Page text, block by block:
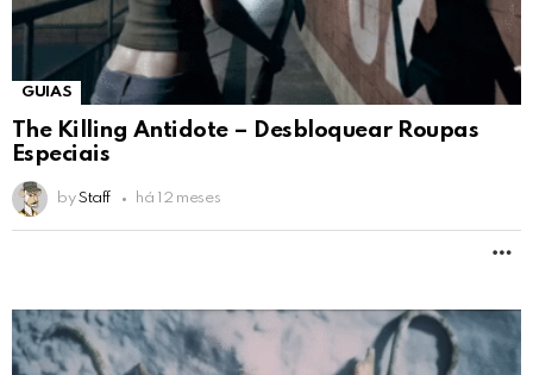
GUIAS
The Killing Antidote – Desbloquear Roupas
Especiais
by Staff há 12 meses